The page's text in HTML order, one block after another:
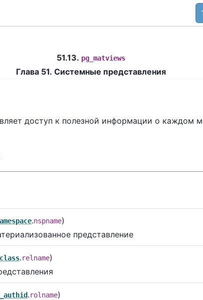
51.13. pg_matviews
Глава 51. Системные представления
доступ к полезной информации о каждом
.nspname)
представление
.relname)
.rolname)